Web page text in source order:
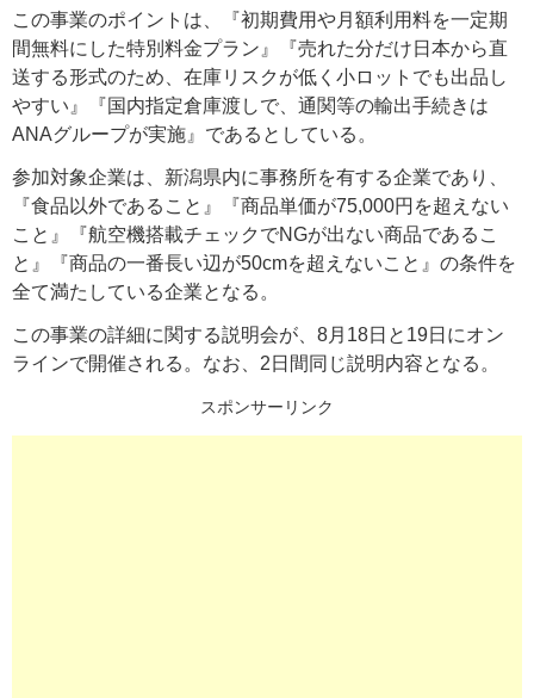
この事業のポイントは、『初期費用や月額利用料を一定期
間無料にした特別料金プラン』『売れた分だけ日本から直
送する形式のため、在庫リスクが低く小ロットでも出品し
やすい』『国内指定倉庫渡しで、通関等の輸出手続きは
ANAグループが実施』であるとしている。
参加対象企業は、新潟県内に事務所を有する企業であり、
『食品以外であること』『商品単価が75,000円を超えない
こと』『航空機搭載チェックでNGが出ない商品であるこ
と』『商品の一番長い辺が50cmを超えないこと』の条件を
全て満たしている企業となる。
この事業の詳細に関する説明会が、8月18日と19日にオン
ラインで開催される。なお、2日間同じ説明内容となる。
スポンサーリンク